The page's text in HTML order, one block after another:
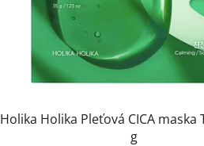
ů
Holika Holika Pleťová CICA maska
g